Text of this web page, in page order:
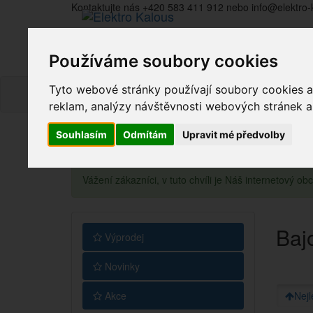
Používáme soubory cookies
Tyto webové stránky používají soubory cookies
reklam, analýzy návštěvnosti webových stránek
Souhlasím Odmítám Upravit mé předvolby
Kontaktujte nás +420 583 411 912 nebo
Vážení zákazníci, v tuto chvíli je Náš internetový
Výprodej
Novinky
Akce